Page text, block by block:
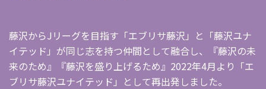
藤沢からJリーグを目指す「エブリサ藤沢」と「藤沢ユナ
イテッド」が同じ志を持つ仲間として融合し、『藤沢の未
来のため』『藤沢を盛り上げるため』2022年4月より「エ
ブリサ藤沢ユナイテッド」として再出発しました。